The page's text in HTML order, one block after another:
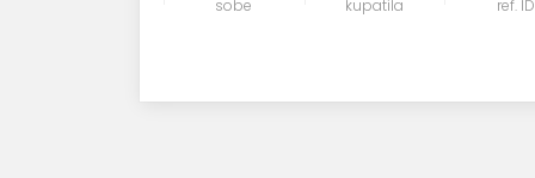
sobe kupatila ref. ID